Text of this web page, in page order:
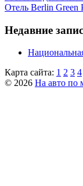
Отель Berlin Green
Недавние
Карта сайта: 1 2 3 4
© 2026 На авто по